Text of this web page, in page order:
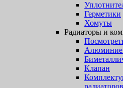
Герметики
Хомуты
Радиаторы и
Клапан
радиаторов